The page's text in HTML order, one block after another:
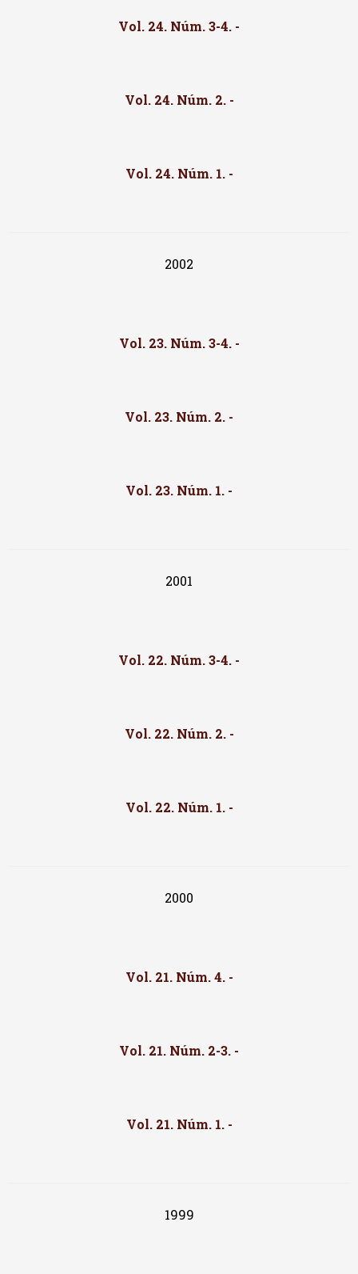
Vol. 24. Núm. 3-4. -
Vol. 24. Núm. 2. -
Vol. 24. Núm. 1. -
2002
Vol. 23. Núm. 3-4. -
Vol. 23. Núm. 2. -
Vol. 23. Núm. 1. -
2001
Vol. 22. Núm. 3-4. -
Vol. 22. Núm. 2. -
Vol. 22. Núm. 1. -
2000
Vol. 21. Núm. 4. -
Vol. 21. Núm. 2-3. -
Vol. 21. Núm. 1. -
1999